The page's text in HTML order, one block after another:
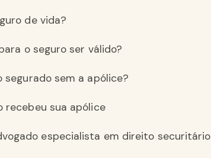
de vida?
o seguro ser válido?
sem a apólice?
recebeu sua apólice
especialista em direito securitário